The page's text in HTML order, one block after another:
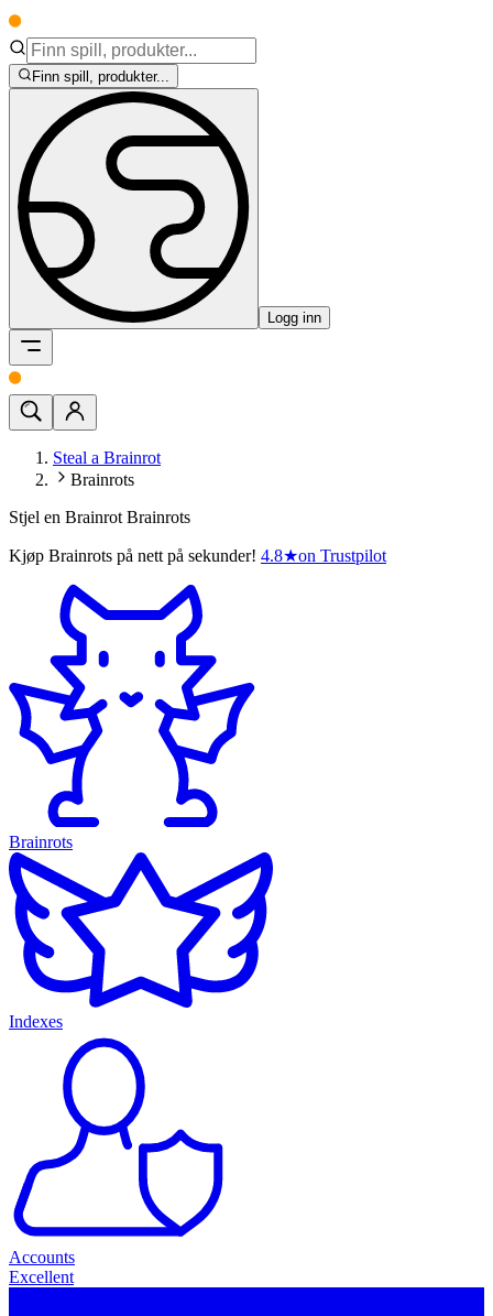
Finn spill, produkter...
Logg inn
Steal a Brainrot
Brainrots
Stjel en Brainrot Brainrots
Kjøp Brainrots på nett på sekunder! 4.8★on Trustpilot
Brainrots
Indexes
Accounts
Excellent